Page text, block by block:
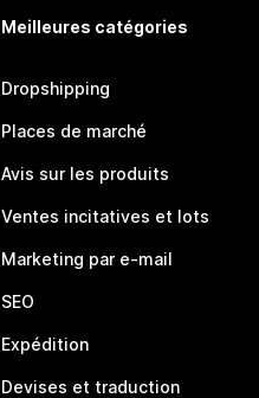
Meilleures catégories
Dropshipping
Places de marché
Avis sur les produits
Ventes incitatives et lots
Marketing par e-mail
SEO
Expédition
Devises et traduction